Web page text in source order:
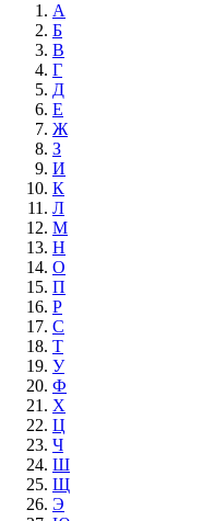
А
Б
В
Г
Д
Е
Ж
З
И
К
Л
М
Н
О
П
Р
С
Т
У
Ф
Х
Ц
Ч
Ш
Щ
Э